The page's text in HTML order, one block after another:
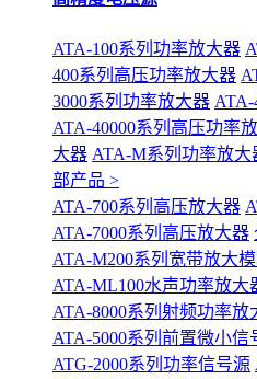
ATA-100系列功率放大器
400系列高压功率放大器
3000系列功率放大器
ATA-40000系列高压功率
大器 ATA-M系列功率放大
部产品 >
ATA-700系列高压放大器
ATA-7000系列高压放大器
ATA-M200系列宽带放大
ATA-ML100水声功率放大
ATA-8000系列射频功率放
ATA-5000系列前置微小信
ATG-2000系列功率信号源